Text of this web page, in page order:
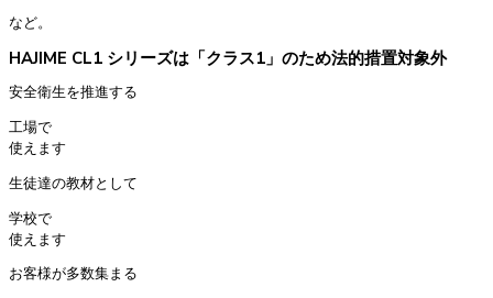
など。
HAJIME CL1 シリーズは「クラス1」のため法的措置対象外
安全衛生を推進する
工場で
使えます
生徒達の教材として
学校で
使えます
お客様が多数集まる